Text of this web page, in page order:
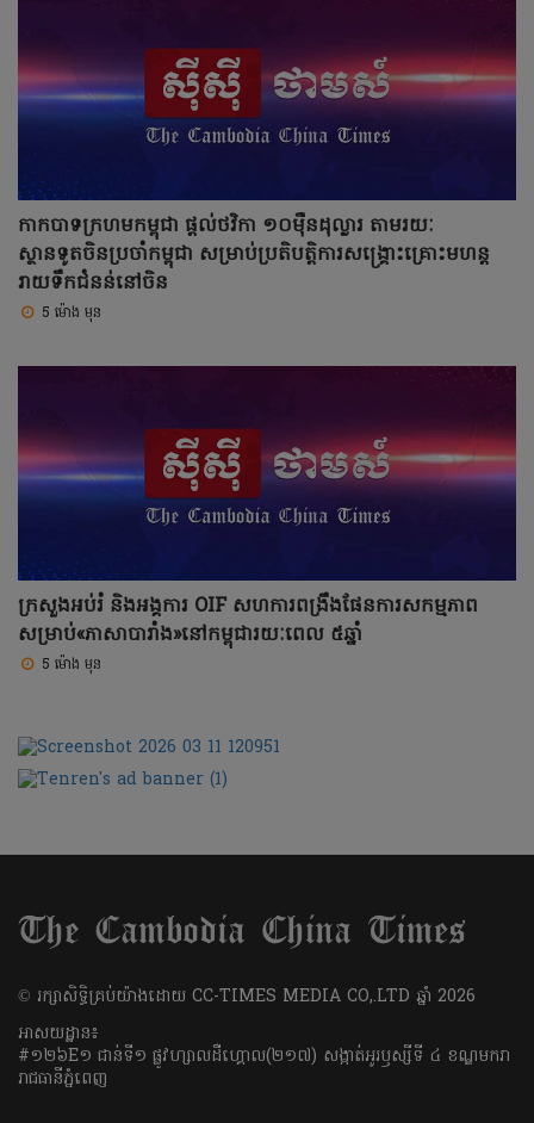
កាកបាទក្រហមកម្ពុជា ផ្តល់ថវិកា ១០ម៉ឺនដុល្លារ តាមរយៈ
ស្ថានទូតចិនប្រចាំកម្ពុជា សម្រាប់ប្រតិបត្តិការសង្គ្រោះគ្រោះមហន្ត
រាយទឹកជំនន់នៅចិន
5 ម៉ោង មុន
ក្រសួងអប់រំ និងអង្គការ OIF សហការពង្រឹងផែនការសកម្មភាព
សម្រាប់«ភាសាបារាំង»នៅកម្ពុជារយៈពេល ៥ឆ្នាំ
5 ម៉ោង មុន
​© រក្សា​សិទ្ធិ​គ្រប់​យ៉ាង​ដោយ​ CC-TIMES MEDIA CO,.LTD ឆ្នាំ​ 2026
អាសយដ្ឋាន៖
#១២៦E១ ជាន់ទី១ ផ្លូវហ្សាលដឺហ្គោល(២១៧) សង្កាត់អូរឫស្សីទី ៤ ខណ្ឌមករា
រាជធានីភ្នំពេញ